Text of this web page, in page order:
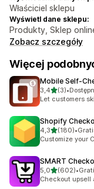
Właściciel sklepu
Wyświetl dane sklepu:
Produkty, Sklep
Zobacz szczegóły
Więcej
Mobile
3,4na 5
(3)
Łączna liczba
•
Let customers
Shopify
4,3na 5(180)
Łączna liczba
•
Customize your
SMART
5,0na 5(602)
Łączna liczba
•
Checkout upsell